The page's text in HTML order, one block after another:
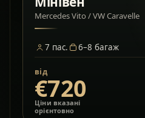
Mercedes Vito / VW Caravelle
7 пас. 6–8 багаж
від
€720
Ціни вказані
орієнтовно